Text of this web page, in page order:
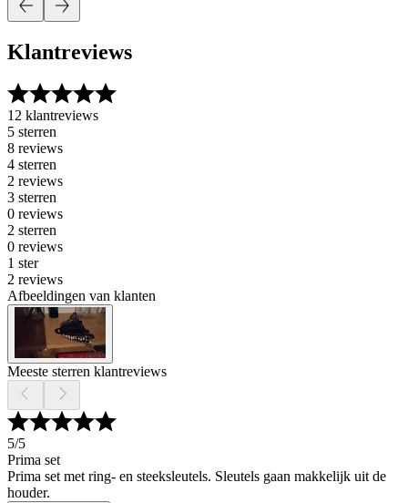
Klantreviews
12 klantreviews
5 sterren
8 reviews
4 sterren
2 reviews
3 sterren
0 reviews
2 sterren
0 reviews
1 ster
2 reviews
Afbeeldingen van klanten
Meeste sterren klantreviews
5/5
Prima set
Prima set met ring- en steeksleutels. Sleutels gaan makkelijk uit de
houder.